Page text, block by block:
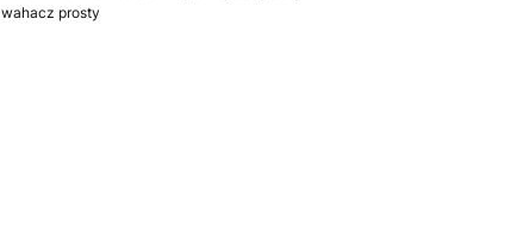
wahacz prosty